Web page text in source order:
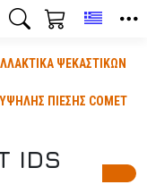
ΨΕΚΑΣΤΙΚΏΝ
ΠΙΕΣΗΣ COMET
IDS